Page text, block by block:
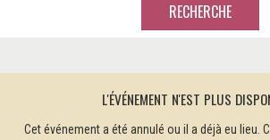
RECHERCHE
L'ÉVÉNEMENT N'EST PLUS
Cet événement a été annulé ou il a déjà eu lieu.